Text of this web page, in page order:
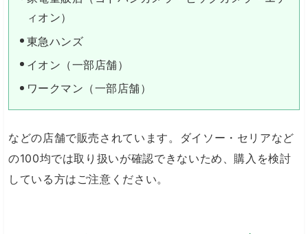
ィオン）
東急ハンズ
イオン（一部店舗）
ワークマン（一部店舗）
などの店舗で販売されています。ダイソー・セリアなど
の100均では取り扱いが確認できないため、購入を検討
している方はご注意ください。